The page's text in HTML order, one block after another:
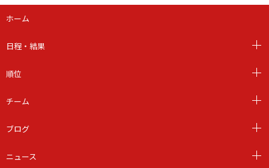
ホーム
日程・結果
順位
チーム
ブログ
ニュース